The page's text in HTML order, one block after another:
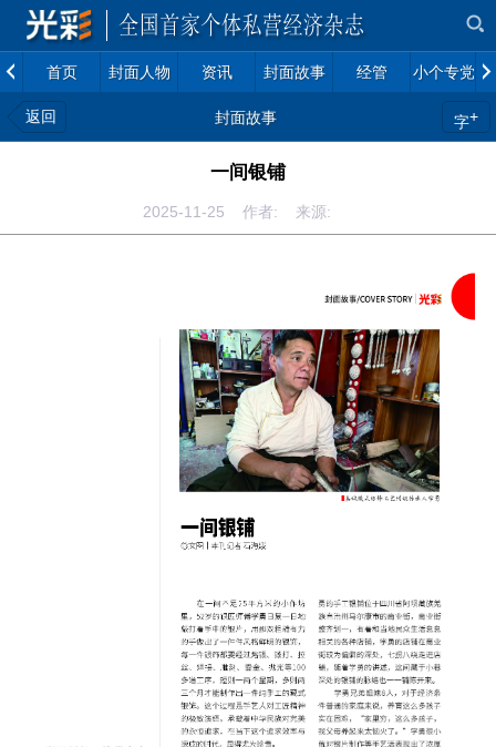
首页 封面人物 资讯 封面故事 经管 小个专党建
返回 封面故事 字+
一间银铺
2025-11-25 作者: 来源: